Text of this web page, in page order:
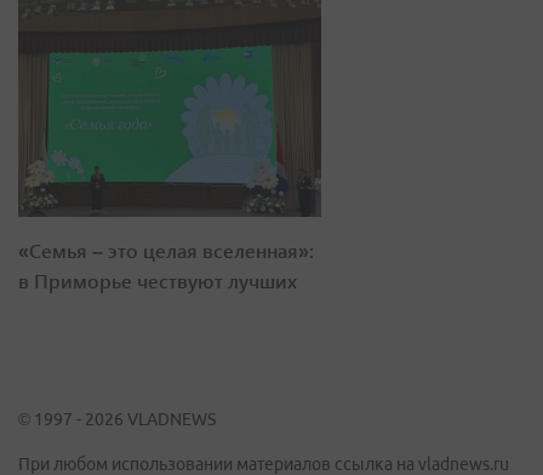
«Семья – это целая вселенная»:
в Приморье чествуют лучших
© 1997 - 2026 VLADNEWS
При любом использовании материалов ссылка на vladnews.ru